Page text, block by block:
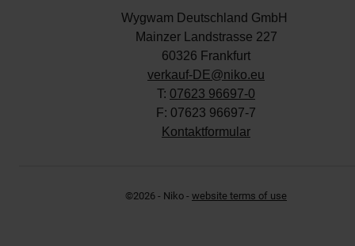
Wygwam Deutschland GmbH
Mainzer Landstrasse 227
60326 Frankfurt
verkauf-DE@niko.eu
T: 07623 96697-0
F: 07623 96697-7
Kontaktformular
©2026 - Niko - website terms of use